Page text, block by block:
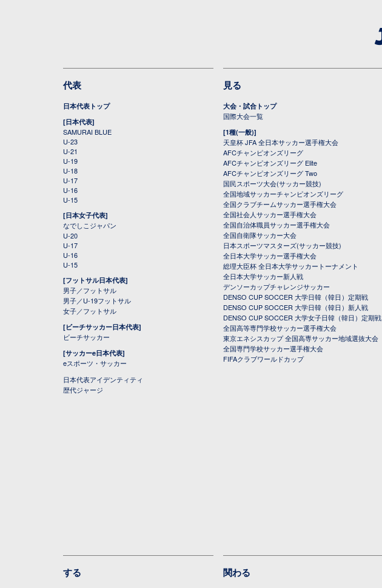
代表
日本代表トップ
[日本代表]
SAMURAI BLUE
U-23
U-21
U-19
U-18
U-17
U-16
U-15
[日本女子代表]
なでしこジャパン
U-20
U-17
U-16
U-15
[フットサル日本代表]
男子／フットサル
男子／U-19フットサル
女子／フットサル
[ビーチサッカー日本代表]
ビーチサッカー
[サッカーe日本代表]
eスポーツ・サッカー
日本代表アイデンティティ
歴代ジャージ
見る
大会・試合トップ
国際大会一覧
[1種(一般)]
天皇杯 JFA 全日本サッカー選手権大会
AFCチャンピオンズリーグ
AFCチャンピオンズリーグ Elite
AFCチャンピオンズリーグ Two
国民スポーツ大会(サッカー競技)
全国地域サッカーチャンピオンズリーグ
全国クラブチームサッカー選手権大会
全国社会人サッカー選手権大会
全国自治体職員サッカー選手権大会
全国自衛隊サッカー大会
日本スポーツマスターズ(サッカー競技)
全日本大学サッカー選手権大会
総理大臣杯 全日本大学サッカートーナメント
全日本大学サッカー新人戦
デンソーカップチャレンジサッカー
DENSO CUP SOCCER 大学日韓（韓日）定期戦
DENSO CUP SOCCER 大学日韓（韓日）新人戦
DENSO CUP SOCCER 大学女子日韓（韓日）定期戦
全国高等専門学校サッカー選手権大会
東京エネシスカップ 全国高専サッカー地域選抜大会
全国専門学校サッカー選手権大会
FIFAクラブワールドカップ
する 関わる